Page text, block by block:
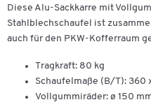
Diese Alu-Sackkarre mit
Stahlblechschaufel ist
auch für den PKW-Kofferraum
Tragkraft: 80 kg
Schaufelmaße (B/T): 360
Vollgummiräder: ø 150